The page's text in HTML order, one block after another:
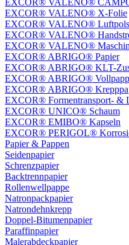
EXCOR® VALENO®
EXCOR® VALENO® X-Folie
EXCOR® VALENO®
EXCOR® VALENO®
EXCOR® VALENO®
EXCOR® ABRIGO® Papier
EXCOR® ABRIGO® KLT-
EXCOR® ABRIGO®
EXCOR® ABRIGO®
EXCOR® Formentransport- &
EXCOR® UNICO® Schaum
EXCOR® EMIBO® Kapseln
EXCOR® PERIGOL®
Papier & Pappen
Seidenpapier
Schrenzpapier
Backtrennpapier
Rollenwellpappe
Natronpackpapier
Natrondehnkrepp
Doppel-Bitumenpapier
Paraffinpapier
Malerabdeckpapier